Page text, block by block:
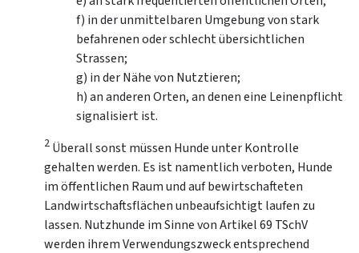
f) in der unmittelbaren Umgebung von stark
befahrenen oder schlecht übersichtlichen
Strassen;
g) in der Nähe von Nutztieren;
h) an anderen Orten, an denen eine Leinenpflicht
signalisiert ist.
2 Überall sonst müssen Hunde unter Kontrolle
gehalten werden. Es ist namentlich verboten, Hunde
im öffentlichen Raum und auf bewirtschafteten
Landwirtschaftsflächen unbeaufsichtigt laufen zu
lassen. Nutzhunde im Sinne von Artikel 69 TSchV
werden ihrem Verwendungszweck entsprechend